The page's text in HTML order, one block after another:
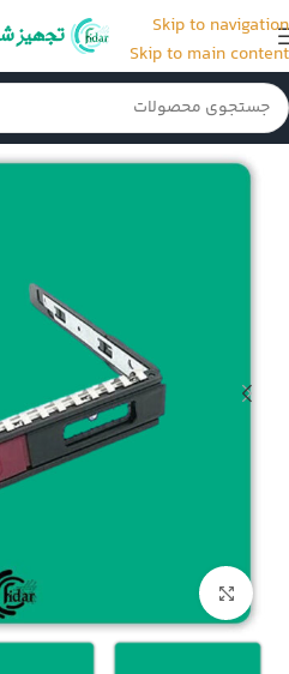
Skip to navigation
Skip to main content
خانه/قطعات و لوازم جانبی سرور/
بزرگنمایی تصویر